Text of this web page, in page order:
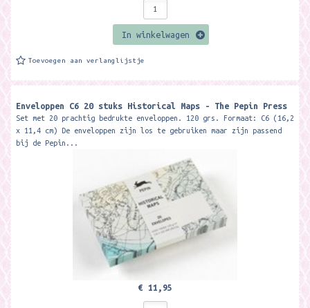
In winkelwagen
Toevoegen aan verlanglijstje
Enveloppen C6 20 stuks Historical Maps - The Pepin Press
Set met 20 prachtig bedrukte enveloppen. 120 grs. Formaat: C6 (16,2
x 11,4 cm) De enveloppen zijn los te gebruiken maar zijn passend
bij de Pepin...
€ 11,95